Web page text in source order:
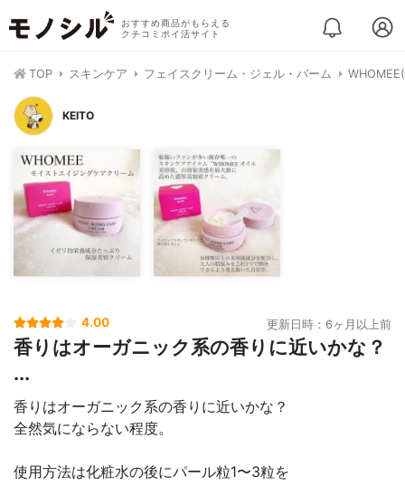
おすすめ商品がもらえる
クチコミポイ活サイト
TOP スキンケア フェイスクリーム・ジェル・バーム
KEITO
4.00 更新日時：6ヶ月以上前
香りはオーガニック系の香りに近いかな？
...
香りはオーガニック系の香りに近いかな？
全然気にならない程度。
使用方法は化粧水の後にパール粒1〜3粒を